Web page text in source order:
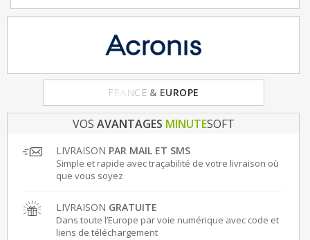
FRANCE & EUROPE
VOS AVANTAGES MINUTESOFT
LIVRAISON PAR MAIL ET SMS
Simple et rapide avec traçabilité de votre livraison où
que vous soyez
LIVRAISON GRATUITE
Dans toute l’Europe par voie numérique avec code et
liens de téléchargement